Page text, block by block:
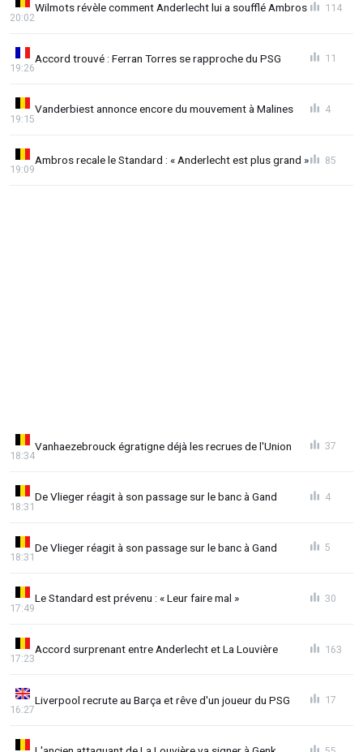
Wilmots révèle comment Anderlecht lui a soufflé Ambros
20:02
114
Accord trouvé : Ferran Torres se rapproche du PSG
19:26
11
Vanderbiest annonce encore du mouvement à Malines
19:15
4
Ambros recale le Standard : « Anderlecht est plus grand »
19:09
85
Vanhaezebrouck égratigne déjà les recrues de l'Union
18:34
37
De Vlieger réagit à son passage sur le banc à Gand
18:31
4
De Vlieger réagit à son passage sur le banc à Gand
18:31
5
Le Standard est prévenu : « Leur faire mal »
17:49
30
Accord surprenant entre Anderlecht et La Louvière
17:23
163
Liverpool recrute au Barça et rêve d'un joueur du PSG
16:27
17